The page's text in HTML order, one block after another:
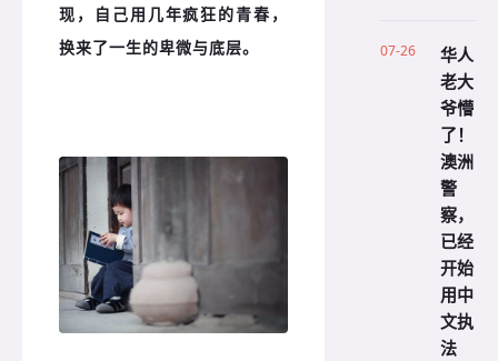
现，自己用几年疯狂的青春，
换来了一生的卑微与底层。
07-26
华人
老大
爷懵
了！
澳洲
警
察，
已经
开始
用中
文执
法